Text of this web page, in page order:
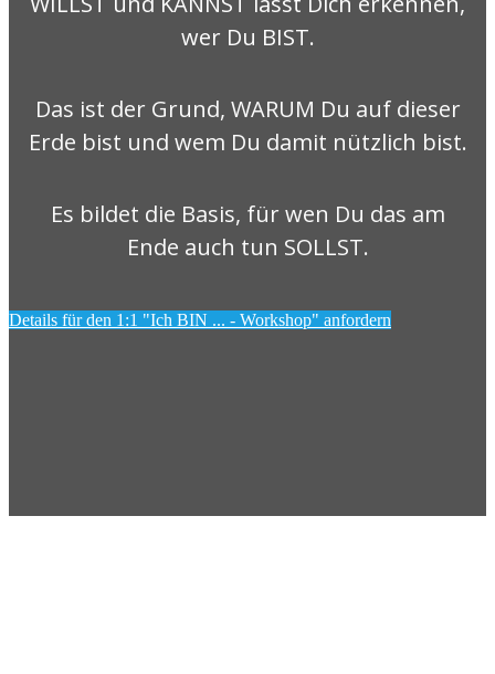
wer Du BIST.
Das ist der Grund, WARUM Du auf dieser
Erde bist und wem Du damit nützlich bist.
Es bildet die Basis, für wen Du das am
Ende auch tun SOLLST.
Details für den 1:1 "Ich BIN ... - Workshop" anfordern